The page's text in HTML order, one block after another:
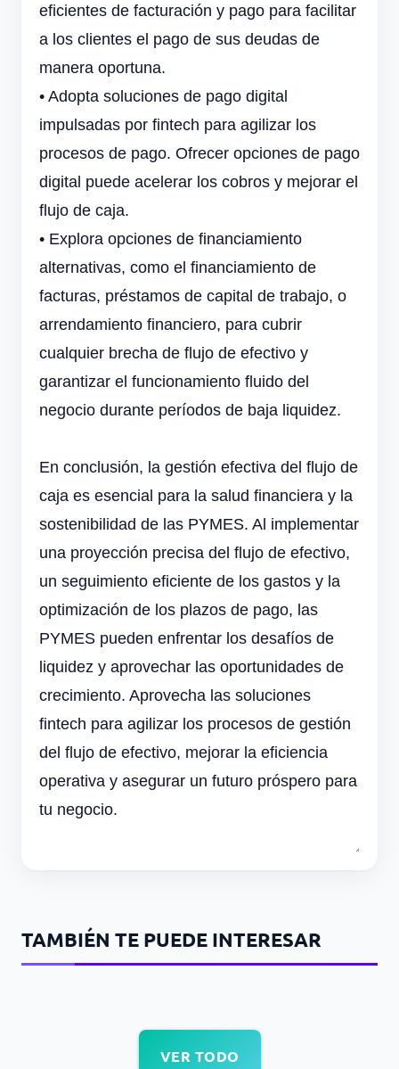
eficientes de facturación y pago para facilitar
a los clientes el pago de sus deudas de
manera oportuna.
• Adopta soluciones de pago digital
impulsadas por fintech para agilizar los
procesos de pago. Ofrecer opciones de pago
digital puede acelerar los cobros y mejorar el
flujo de caja.
• Explora opciones de financiamiento
alternativas, como el financiamiento de
facturas, préstamos de capital de trabajo, o
arrendamiento financiero, para cubrir
cualquier brecha de flujo de efectivo y
garantizar el funcionamiento fluido del
negocio durante períodos de baja liquidez.
En conclusión, la gestión efectiva del flujo de
caja es esencial para la salud financiera y la
sostenibilidad de las PYMES. Al implementar
una proyección precisa del flujo de efectivo,
un seguimiento eficiente de los gastos y la
optimización de los plazos de pago, las
PYMES pueden enfrentar los desafíos de
liquidez y aprovechar las oportunidades de
crecimiento. Aprovecha las soluciones
fintech para agilizar los procesos de gestión
del flujo de efectivo, mejorar la eficiencia
operativa y asegurar un futuro próspero para
tu negocio.
TAMBIÉN TE PUEDE INTERESAR
VER TODO